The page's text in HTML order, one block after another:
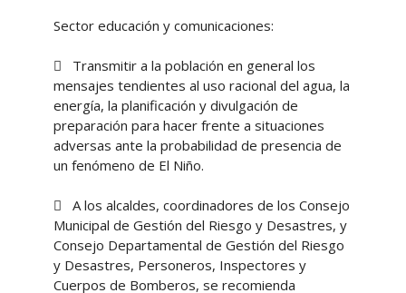
Sector educación y comunicaciones:
 Transmitir a la población en general los
mensajes tendientes al uso racional del agua, la
energía, la planificación y divulgación de
preparación para hacer frente a situaciones
adversas ante la probabilidad de presencia de
un fenómeno de El Niño.
 A los alcaldes, coordinadores de los Consejo
Municipal de Gestión del Riesgo y Desastres, y
Consejo Departamental de Gestión del Riesgo
y Desastres, Personeros, Inspectores y
Cuerpos de Bomberos, se recomienda